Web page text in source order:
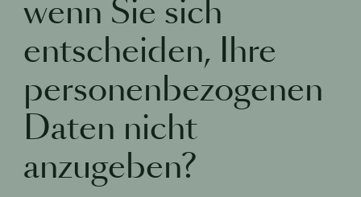
wenn Sie sich
entscheiden, Ihre
personenbezogenen
Daten nicht
anzugeben?